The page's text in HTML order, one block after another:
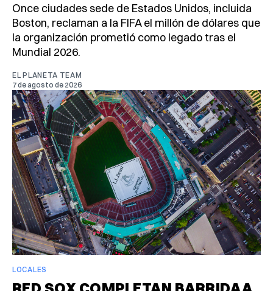
Once ciudades sede de Estados Unidos, incluida
Boston, reclaman a la FIFA el millón de dólares que
la organización prometió como legado tras el
Mundial 2026.
EL PLANETA TEAM
7 de agosto de 2026
LOCALES